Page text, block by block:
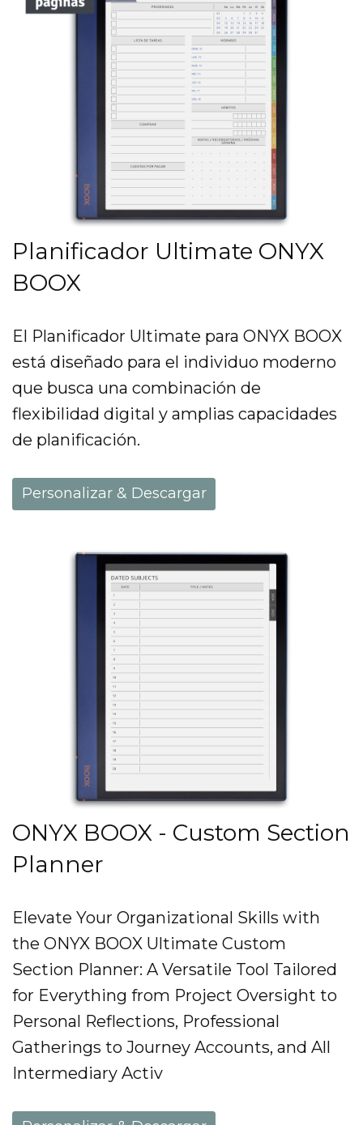
Planificador Ultimate ONYX
BOOX
El Planificador Ultimate para ONYX BOOX
está diseñado para el individuo moderno
que busca una combinación de
flexibilidad digital y amplias capacidades
de planificación.
Personalizar & Descargar
ONYX BOOX - Custom Section
Planner
Elevate Your Organizational Skills with
the ONYX BOOX Ultimate Custom
Section Planner: A Versatile Tool Tailored
for Everything from Project Oversight to
Personal Reflections, Professional
Gatherings to Journey Accounts, and All
Intermediary Activ